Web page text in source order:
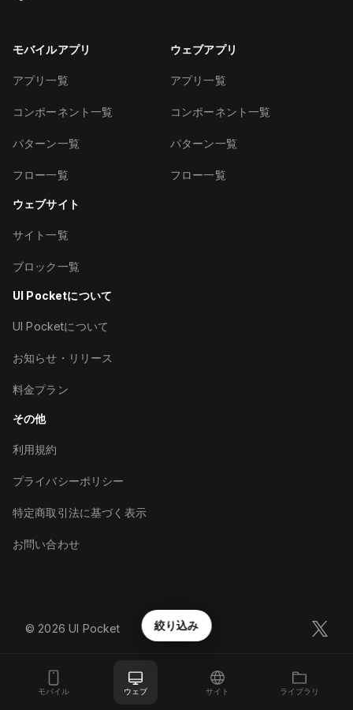
モバイル ウェブ サイト ライブラリ
絞り込み
モバイルアプリ
アプリ一覧
コンポーネント一覧
パターン一覧
フロー一覧
ウェブアプリ
アプリ一覧
コンポーネント一覧
パターン一覧
フロー一覧
ウェブサイト
サイト一覧
ブロック一覧
UI Pocketについて
UI Pocketについて
お知らせ・リリース
料金プラン
その他
利用規約
プライバシーポリシー
特定商取引法に基づく表示
お問い合わせ
©︎ 2026 UI Pocket